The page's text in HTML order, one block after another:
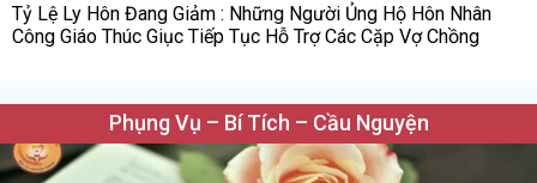
Tỷ Lệ Ly Hôn Đang Giảm : Những Người Ủng Hộ Hôn Nhân
Công Giáo Thúc Giục Tiếp Tục Hỗ Trợ Các Cặp Vợ Chồng
Phụng Vụ – Bí Tích – Cầu Nguyện